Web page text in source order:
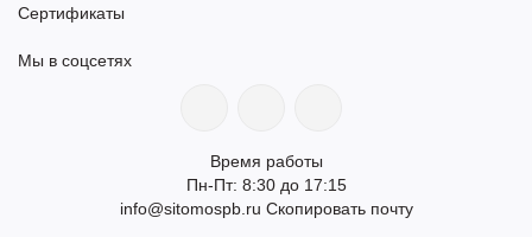
Сертификаты
Мы в соцсетях
Время работы
Пн-Пт: 8:30 до 17:15
info@sitomospb.ru Скопировать почту